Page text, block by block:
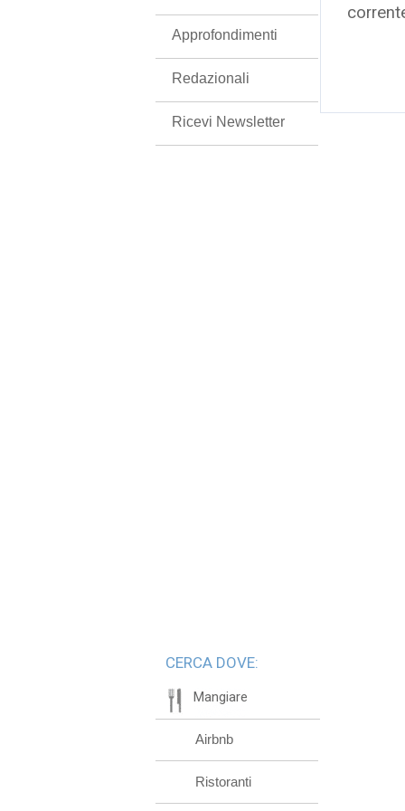
Approfondimenti
Redazionali
Ricevi Newsletter
CERCA DOVE:
Mangiare
Airbnb
Ristoranti